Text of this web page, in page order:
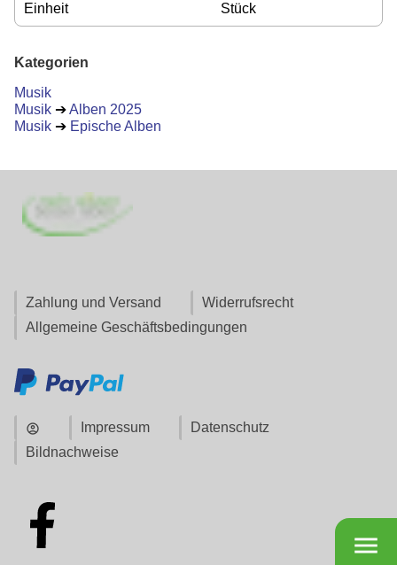
menu
Einheit Stück
Kategorien
Musik
Musik ➔Alben 2025
Musik ➔ Epische Alben
Zahlung und Versand
Widerrufsrecht
Allgemeine Geschäftsbedingungen
account_circle Impressum
Datenschutz
Bildnachweise